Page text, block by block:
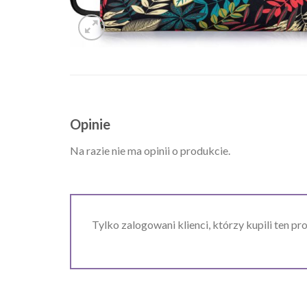
Opinie
Na razie nie ma opinii o produkcie.
Tylko zalogowani klienci, którzy kupili ten